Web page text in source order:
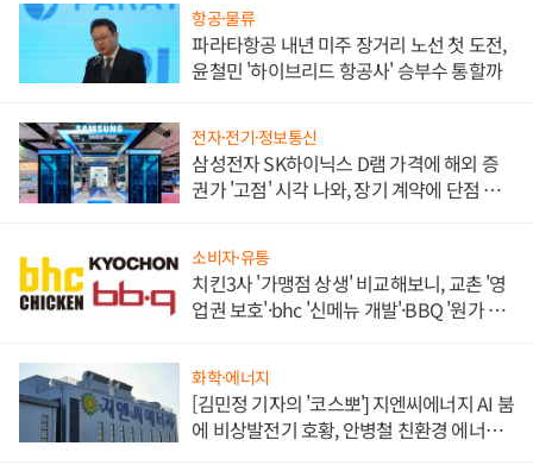
항공·물류
파라타항공 내년 미주 장거리 노선 첫 도전,
윤철민 '하이브리드 항공사' 승부수 통할까
전자·전기·정보통신
삼성전자 SK하이닉스 D램 가격에 해외 증
권가 '고점' 시각 나와, 장기 계약에 단점 부
소비자·유통
치킨3사 '가맹점 상생' 비교해보니, 교촌 '영
업권 보호'·bhc '신메뉴 개발'·BBQ '원가 부
화학·에너지
[김민정 기자의 '코스뽀'] 지엔씨에너지 AI 붐
에 비상발전기 호황, 안병철 친환경 에너지